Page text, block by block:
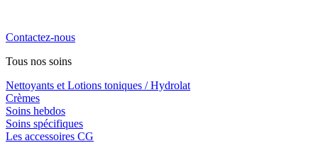
Contactez-nous
Tous nos soins
Nettoyants et Lotions toniques / Hydrolat
Crèmes
Soins hebdos
Soins spécifiques
Les accessoires CG